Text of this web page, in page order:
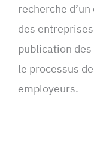
recherche
des
publication
le processus
employeurs.